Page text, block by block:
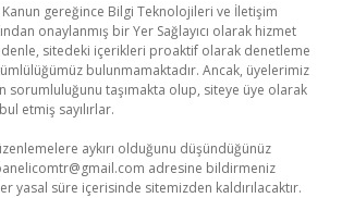
Kanun gereğince Bilgi Teknolojileri ve İletişim
onaylanmış bir Yer Sağlayıcı olarak hizmet
sitedeki içerikleri proaktif olarak denetleme
bulunmamaktadır. Ancak, üyelerimiz
sorumluluğunu taşımakta olup, siteye üye olarak
etmiş sayılırlar.
aykırı olduğunu düşündüğünüz
adresine bildirmeniz
yasal süre içerisinde sitemizden kaldırılacaktır.